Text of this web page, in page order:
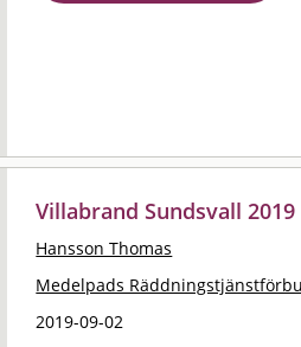
Villabrand Sundsvall 2019
Hansson Thomas
Medelpads
2019-09-02